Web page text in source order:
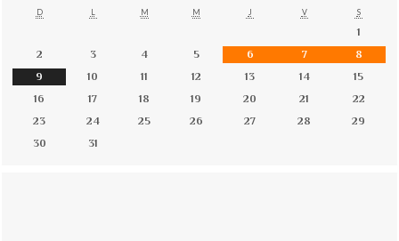
D L M M J V S
1
2
3 4 5 6 7
8
9
10 11 12 13 14
15
16
17 18 19 20 21
22
23
24 25 26 27 28
29
30
31